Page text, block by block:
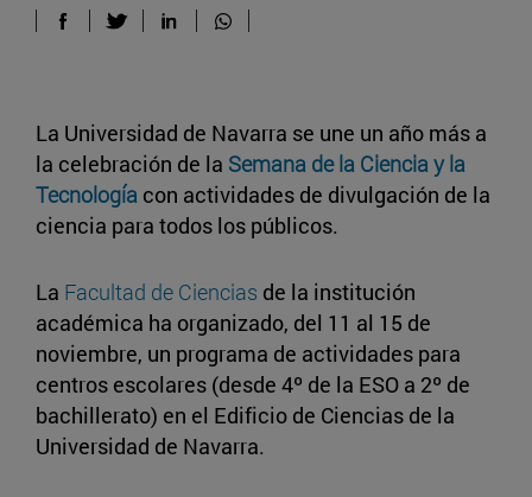
La Universidad de Navarra se une un año más a
la celebración de la Semana de la Ciencia y la
Tecnología con actividades de divulgación de la
ciencia para todos los públicos.
La Facultad de Ciencias de la institución
académica ha organizado, del 11 al 15 de
noviembre, un programa de actividades para
centros escolares (desde 4º de la ESO a 2º de
bachillerato) en el Edificio de Ciencias de la
Universidad de Navarra.